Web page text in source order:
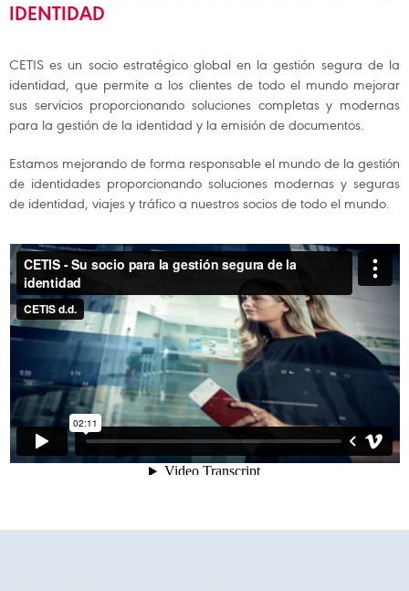
IDENTIDAD
CETIS es un socio estratégico global en la gestión segura de la
identidad, que permite a los clientes de todo el mundo mejorar
sus servicios proporcionando soluciones completas y modernas
para la gestión de la identidad y la emisión de documentos.
Estamos mejorando de forma responsable el mundo de la gestión
de identidades proporcionando soluciones modernas y seguras
de identidad, viajes y tráfico a nuestros socios de todo el mundo.